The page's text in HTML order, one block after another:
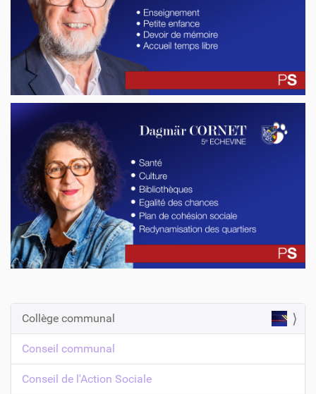
N
a
v
i
Collège communal
Conseil communal
Conseil de l'Action Sociale